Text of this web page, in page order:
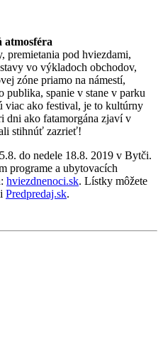
atmosféra
premietania pod hviezdami,
vo výkladoch obchodov,
zóne priamo na námestí,
publika, spanie v stane v parku
viac ako festival, je to kultúrny
dni ako fatamorgána zjaví v
stihnúť zazrieť!
do nedele 18.8. 2019 v Bytči.
programe a ubytovacích
hviezdnenoci.sk. Lístky môžete
Predpredaj.sk.